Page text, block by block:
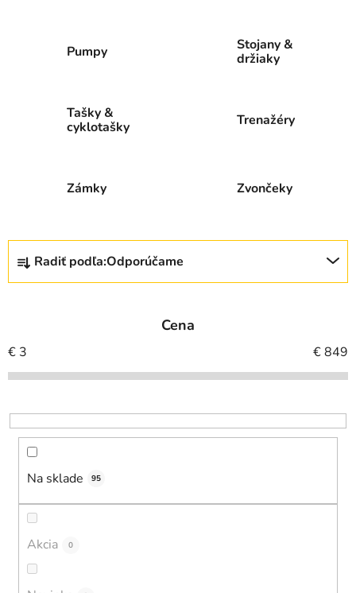
Pumpy
Stojany &
držiaky
Tašky &
cyklotašky
Trenažéry
Zámky Zvončeky
R
d
i
e
r
o
Radiť podľa:Odporúčame
Cena
€ 3 €849
Na sklade 95
Akcia 0